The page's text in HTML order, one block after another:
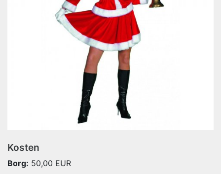
Kosten
Borg: 50,00 EUR